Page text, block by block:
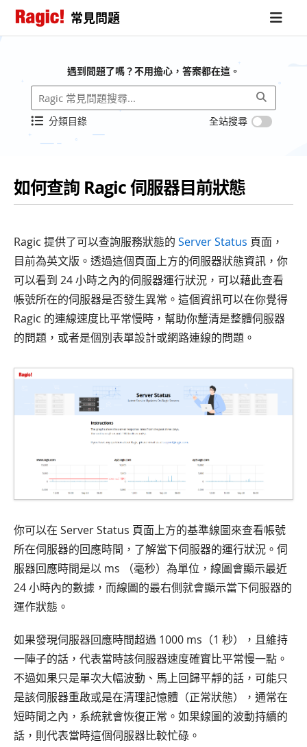
常見問題
遇到問題了嗎？不用擔心，答案都在這。
分類目錄 全站搜尋
如何查詢 Ragic 伺服器目前狀態
Ragic 提供了可以查詢服務狀態的 Server Status 頁面，
目前為英文版。透過這個頁面上方的伺服器狀態資訊，你
可以看到 24 小時之內的伺服器運行狀況，可以藉此查看
帳號所在的伺服器是否發生異常。這個資訊可以在你覺得
Ragic 的連線速度比平常慢時，幫助你釐清是整體伺服器
的問題，或者是個別表單設計或網路連線的問題。
你可以在 Server Status 頁面上方的基準線圖來查看帳號
所在伺服器的回應時間，了解當下伺服器的運行狀況。伺
服器回應時間是以 ms （毫秒）為單位，線圖會顯示最近
24 小時內的數據，而線圖的最右側就會顯示當下伺服器的
運作狀態。
如果發現伺服器回應時間超過 1000 ms（1 秒），且維持
一陣子的話，代表當時該伺服器速度確實比平常慢一點。
不過如果只是單次大幅波動、馬上回歸平靜的話，可能只
是該伺服器重啟或是在清理記憶體（正常狀態），通常在
短時間之內，系統就會恢復正常。如果線圖的波動持續的
話，則代表當時這個伺服器比較忙碌。